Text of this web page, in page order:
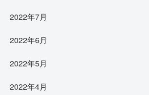
2022年7月
2022年6月
2022年5月
2022年4月